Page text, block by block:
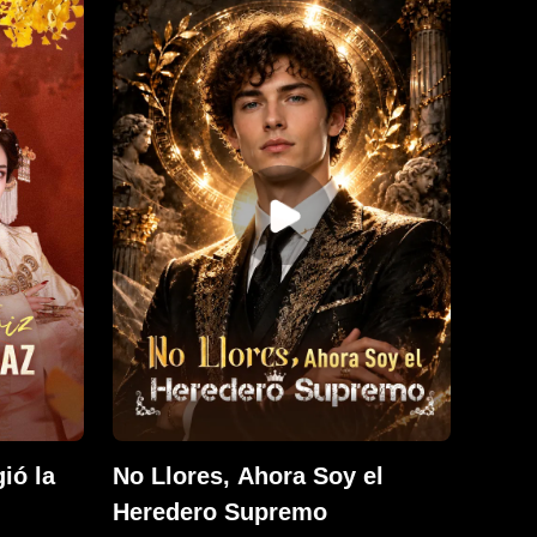
y su
una
que
hasta que la ve en el altar
casándose con Dean, su amor de
la infancia. Destrozado, se da
cuenta de que la ha perdido para
siempre.
la
No Llores, Ahora Soy el
Heredero Supremo